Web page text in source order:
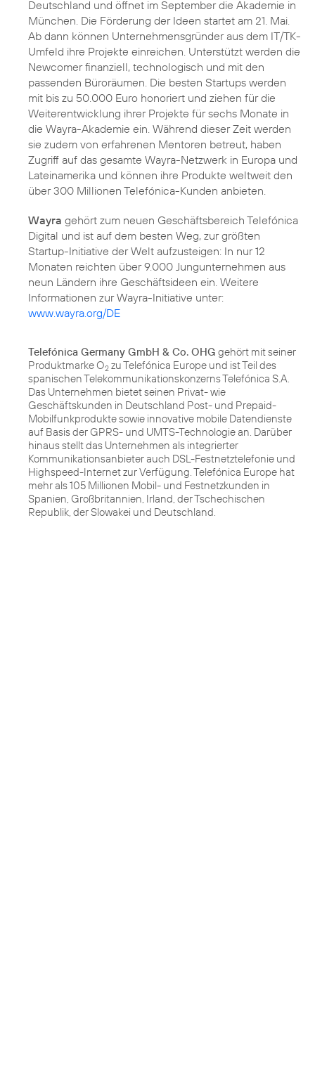
Deutschland und öffnet im September die Akademie in
München. Die Förderung der Ideen startet am 21. Mai.
Ab dann können Unternehmensgründer aus dem IT/TK-
Umfeld ihre Projekte einreichen. Unterstützt werden die
Newcomer finanziell, technologisch und mit den
passenden Büroräumen. Die besten Startups werden
mit bis zu 50.000 Euro honoriert und ziehen für die
Weiterentwicklung ihrer Projekte für sechs Monate in
die Wayra-Akademie ein. Während dieser Zeit werden
sie zudem von erfahrenen Mentoren betreut, haben
Zugriff auf das gesamte Wayra-Netzwerk in Europa und
Lateinamerika und können ihre Produkte weltweit den
über 300 Millionen Telefónica-Kunden anbieten.
Wayra gehört zum neuen Geschäftsbereich Telefónica
Digital und ist auf dem besten Weg, zur größten
Startup-Initiative der Welt aufzusteigen: In nur 12
Monaten reichten über 9.000 Jungunternehmen aus
neun Ländern ihre Geschäftsideen ein. Weitere
Informationen zur Wayra-Initiative unter:
www.wayra.org/DE
Telefónica Germany GmbH & Co. OHG gehört mit seiner
Produktmarke O2 zu Telefónica Europe und ist Teil des
spanischen Telekommunikationskonzerns Telefónica S.A.
Das Unternehmen bietet seinen Privat- wie
Geschäftskunden in Deutschland Post- und Prepaid-
Mobilfunkprodukte sowie innovative mobile Datendienste
auf Basis der GPRS- und UMTS-Technologie an. Darüber
hinaus stellt das Unternehmen als integrierter
Kommunikationsanbieter auch DSL-Festnetztelefonie und
Highspeed-Internet zur Verfügung. Telefónica Europe hat
mehr als 105 Millionen Mobil- und Festnetzkunden in
Spanien, Großbritannien, Irland, der Tschechischen
Republik, der Slowakei und Deutschland.